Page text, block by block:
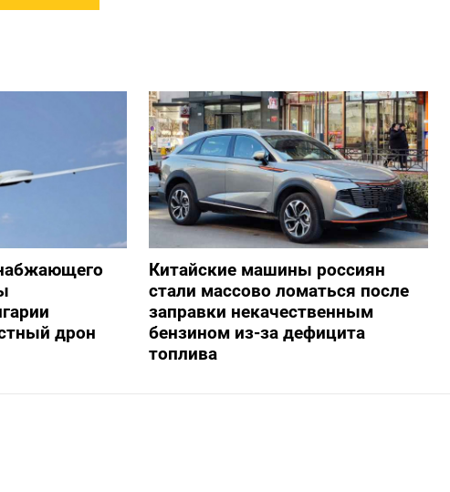
дрон
Китайские машины россиян
стали массово ломаться после
заправки некачественным
бензином из-за дефицита
топлива